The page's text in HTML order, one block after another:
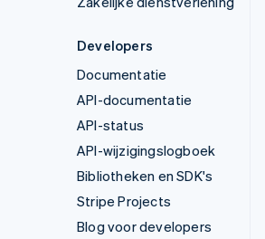
Developers
Documentatie
API-documentatie
API-status
API-wijzigingslogboek
Bibliotheken en SDK's
Stripe Projects
Blog voor developers